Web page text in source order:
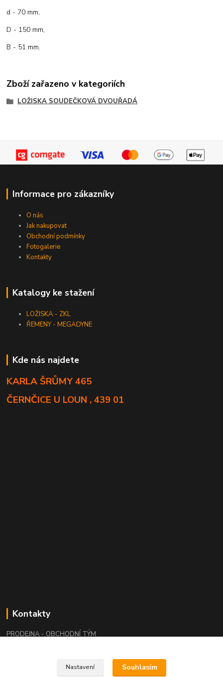
d - 70 mm,
D - 150 mm,
B - 51 mm.
Zboží zařazeno v kategoriích
LOŽISKA SOUDEČKOVÁ DVOUŘADÁ
Informace pro zákazníky
O nás
Jak nakupovat
Obchodní podmínky
Fotogalerie
Kontakty
Katalogy ke stažení
LOŽISKA - ZKL
ŘEMENY - MEGADYNE
Kde nás najdete
KARLA ŠRŮMY 465
ČERNČICE U LOUN , 439 01
Kontakty
PRODEJNA - OBCHODNÍ TÝM
Nastavení Souhlasím